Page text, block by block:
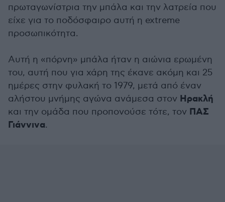
πρωταγωνίστρια την μπάλα και την λατρεία που
είχε για το ποδόσφαιρο αυτή η extreme
προσωπικότητα.
Αυτή η «πόρνη» μπάλα ήταν η αιώνια ερωμένη
του, αυτή που για χάρη της έκανε ακόμη και 25
ημέρες στην φυλακή το 1979, μετά από έναν
αλήστου μνήμης αγώνα ανάμεσα στον Ηρακλή
και την ομάδα που προπονούσε τότε, τον ΠΑΣ
Γιάννινα.